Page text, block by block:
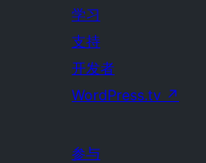
学习
支持
开发者
WordPress.tv ↗
参与